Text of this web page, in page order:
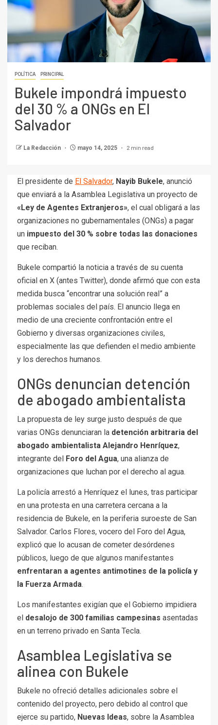
POLÍTICA PRINCIPAL
Bukele impondrá impuesto
del 30 % a ONGs en El
Salvador
La Redacción mayo 14, 2025 2 min read
El presidente de El Salvador, Nayib Bukele, anunció
que enviará a la Asamblea Legislativa un proyecto de
«Ley de Agentes Extranjeros», el cual obligará a las
organizaciones no gubernamentales (ONGs) a pagar
un impuesto del 30 % sobre todas las donaciones
que reciban.
Bukele compartió la noticia a través de su cuenta
oficial en X (antes Twitter), donde afirmó que con esta
medida busca “encontrar una solución real” a
problemas sociales del país. El anuncio llega en
medio de una creciente confrontación entre el
Gobierno y diversas organizaciones civiles,
especialmente las que defienden el medio ambiente
y los derechos humanos.
ONGs denuncian detención
de abogado ambientalista
La propuesta de ley surge justo después de que
varias ONGs denunciaran la detención arbitraria del
abogado ambientalista Alejandro Henríquez,
integrante del
Foro del Agua, una alianza de
organizaciones que luchan por el derecho al agua.
La policía arrestó a Henríquez el lunes, tras participar
en una protesta en una carretera cercana a la
residencia de Bukele, en la periferia suroeste de San
Salvador. Carlos Flores, vocero del Foro del Agua,
explicó que lo acusan de cometer desórdenes
públicos, luego de que algunos manifestantes
enfrentaran a agentes antimotines de la policía y
la Fuerza Armada.
Los manifestantes exigían que el Gobierno impidiera
el desalojo de 300 familias campesinas asentadas
en un terreno privado en Santa Tecla.
Asamblea Legislativa se
alinea con Bukele
Bukele no ofreció detalles adicionales sobre el
contenido del proyecto, pero debido al control que
ejerce su partido, Nuevas Ideas, sobre la Asamblea